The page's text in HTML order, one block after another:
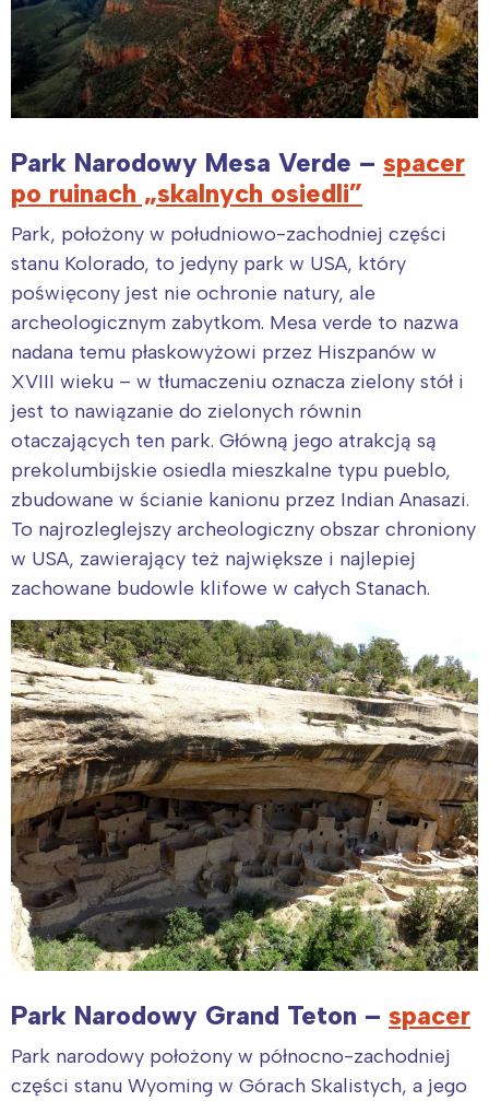
Park Narodowy Mesa Verde – spacer
po ruinach „skalnych osiedli”
Park, położony w południowo-zachodniej części
stanu Kolorado, to jedyny park w USA, który
poświęcony jest nie ochronie natury, ale
archeologicznym zabytkom. Mesa verde to nazwa
nadana temu płaskowyżowi przez Hiszpanów w
XVIII wieku – w tłumaczeniu oznacza zielony stół i
jest to nawiązanie do zielonych równin
otaczających ten park. Główną jego atrakcją są
prekolumbijskie osiedla mieszkalne typu pueblo,
zbudowane w ścianie kanionu przez Indian Anasazi.
To najrozleglejszy archeologiczny obszar chroniony
w USA, zawierający też największe i najlepiej
zachowane budowle klifowe w całych Stanach.
Park Narodowy Grand Teton – spacer
Park narodowy położony w północno-zachodniej
części stanu Wyoming w Górach Skalistych, a jego